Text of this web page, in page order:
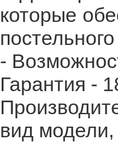
которые
-
Гарантия -
вид